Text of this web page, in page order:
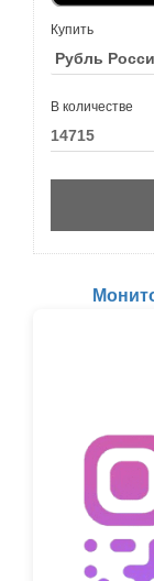
Купить
В количестве